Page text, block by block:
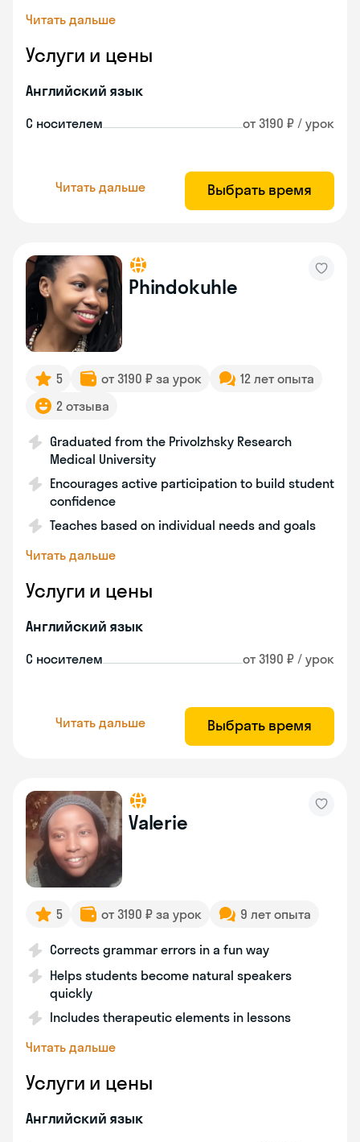
Читать дальше
Услуги и цены
Английский язык
С носителем от 3190 ₽ / урок
Читать дальше Выбрать время
Phindokuhle
5 от 3190 ₽ за урок
12 лет опыта
2 отзыва
Graduated from the Privolzhsky Research
Medical University
Encourages active participation to build student
confidence
Teaches based on individual needs and goals
Читать дальше
Услуги и цены
Английский язык
С носителем от 3190 ₽ / урок
Читать дальше Выбрать время
Valerie
5 от 3190 ₽ за урок 9 лет опыта
Corrects grammar errors in a fun way
Helps students become natural speakers
quickly
Includes therapeutic elements in lessons
Читать дальше
Услуги и цены
Английский язык